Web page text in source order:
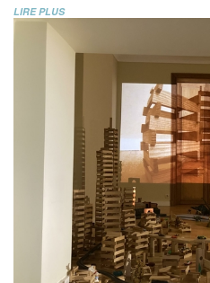
LIRE PLUS